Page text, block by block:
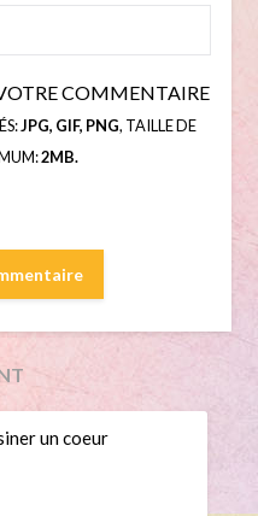
COMMENTAIRE
JPG, GIF, PNG, TAILLE DE
2MB.
un coeur